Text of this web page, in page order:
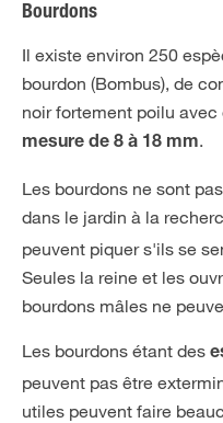
Bourdons
Il existe environ 250
bourdon (Bombus), de
noir fortement poilu
mesure de 8 à 18 mm.
Les bourdons ne sont
dans le jardin à la
peuvent piquer s'ils se
Seules la reine et les
bourdons mâles ne
Les bourdons étant des
peuvent pas être
utiles peuvent faire